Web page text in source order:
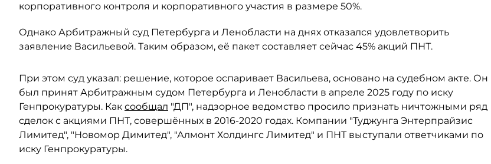
корпоративного контроля и корпоративного участия в размере 50%.
Однако Арбитражный суд Петербурга и Ленобласти на днях отказался удовлетворить
заявление Васильевой. Таким образом, её пакет составляет сейчас 45% акций ПНТ.
При этом суд указал: решение, которое оспаривает Васильева, основано на судебном акте. Он
был принят Арбитражным судом Петербурга и Ленобласти в апреле 2025 году по иску
Генпрокуратуры. Как сообщал "ДП", надзорное ведомство просило признать ничтожными ряд
сделок с акциями ПНТ, совершённых в 2016-2020 годах. Компании "Туджунга Энтерпрайзис
Лимитед", "Новомор Димитед", "Алмонт Холдингс Лимитед" и ПНТ выступали ответчиками по
иску Генпрокуратуры.